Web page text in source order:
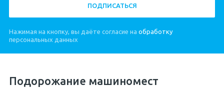
ПОДПИСАТЬСЯ
Нажимая на кнопку, вы даёте согласие на обработку
персональных данных
Подорожание машиномест